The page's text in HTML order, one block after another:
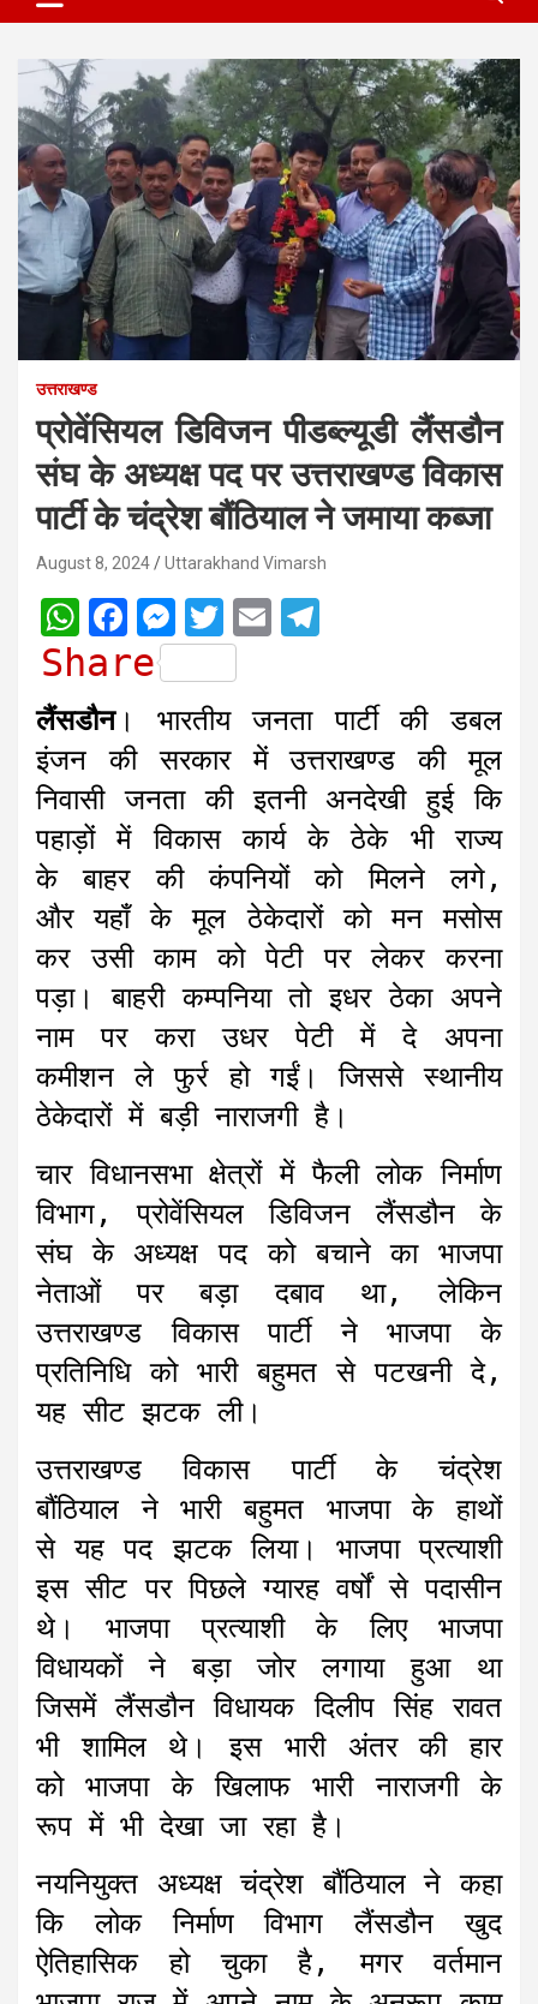
उत्तराखण्ड
प्रोवेंसियल डिविजन पीडब्ल्यूडी लैंसडौन
संघ के अध्यक्ष पद पर उत्तराखण्ड विकास
पार्टी के चंद्रेश बौंठियाल ने जमाया कब्जा
August 8, 2024 Uttarakhand Vimarsh
W
h
a
t
s
A
p
p
F
a
e
b
o
o
k
M
e
s
s
e
n
g
e
r
T
w
i
t
t
e
r
E
i
l
e
g
r
a
m
Share
लैंसडौन। भारतीय जनता पार्टी की डबल
इंजन की सरकार में उत्तराखण्ड की मूल
निवासी जनता की इतनी अनदेखी हुई कि
पहाड़ों में विकास कार्य के ठेके भी राज्य
के बाहर की कंपनियों को मिलने लगे,
और यहाँ के मूल ठेकेदारों को मन मसोस
कर उसी काम को पेटी पर लेकर करना
पड़ा। बाहरी कम्पनिया तो इधर ठेका अपने
नाम पर करा उधर पेटी में दे अपना
कमीशन ले फुर्र हो गईं। जिससे स्थानीय
ठेकेदारों में बड़ी नाराजगी है।
चार विधानसभा क्षेत्रों में फैली लोक निर्माण
विभाग, प्रोवेंसियल डिविजन लैंसडौन के
संघ के अध्यक्ष पद को बचाने का भाजपा
नेताओं पर बड़ा दबाव था, लेकिन
उत्तराखण्ड विकास पार्टी ने भाजपा के
प्रतिनिधि को भारी बहुमत से पटखनी दे,
यह सीट झटक ली।
उत्तराखण्ड विकास पार्टी के चंद्रेश
बौंठियाल ने भारी बहुमत भाजपा के हाथों
से यह पद झटक लिया। भाजपा प्रत्याशी
इस सीट पर पिछले ग्यारह वर्षों से पदासीन
थे। भाजपा प्रत्याशी के लिए भाजपा
विधायकों ने बड़ा जोर लगाया हुआ था
जिसमें लैंसडौन विधायक दिलीप सिंह रावत
भी शामिल थे। इस भारी अंतर की हार
को भाजपा के खिलाफ भारी नाराजगी के
रूप में भी देखा जा रहा है।
नयनियुक्त अध्यक्ष चंद्रेश बौंठियाल ने कहा
कि लोक निर्माण विभाग लैंसडौन खुद
ऐतिहासिक हो चुका है, मगर वर्तमान